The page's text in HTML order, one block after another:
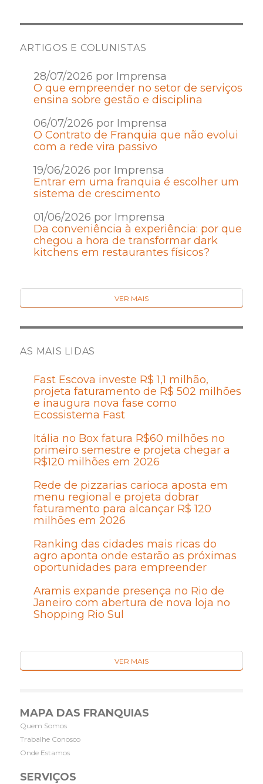
ARTIGOS E COLUNISTAS
28/07/2026 por Imprensa
O que empreender no setor de serviços
ensina sobre gestão e disciplina
06/07/2026 por Imprensa
O Contrato de Franquia que não evolui
com a rede vira passivo
19/06/2026 por Imprensa
Entrar em uma franquia é escolher um
sistema de crescimento
01/06/2026 por Imprensa
Da conveniência à experiência: por que
chegou a hora de transformar dark
kitchens em restaurantes físicos?
VER MAIS
AS MAIS LIDAS
Fast Escova investe R$ 1,1 milhão,
projeta faturamento de R$ 502 milhões
e inaugura nova fase como
Ecossistema Fast
Itália no Box fatura R$60 milhões no
primeiro semestre e projeta chegar a
R$120 milhões em 2026
Rede de pizzarias carioca aposta em
menu regional e projeta dobrar
faturamento para alcançar R$ 120
milhões em 2026
Ranking das cidades mais ricas do
agro aponta onde estarão as próximas
oportunidades para empreender
Aramis expande presença no Rio de
Janeiro com abertura de nova loja no
Shopping Rio Sul
VER MAIS
MAPA DAS FRANQUIAS
Quem Somos
Trabalhe Conosco
Onde Estamos
SERVIÇOS